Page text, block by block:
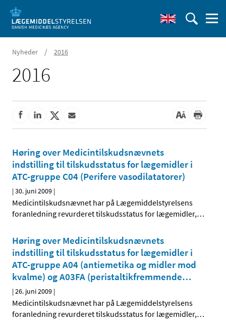
Nyheder / 2016
2016
Høring over Medicintilskudsnævnets
indstilling til tilskudsstatus for lægemidler i
ATC-gruppe C04 (Perifere vasodilatatorer)
|30. juni 2009 |
Medicintilskudsnævnet har på Lægemiddelstyrelsens
foranledning revurderet tilskudsstatus for lægemidler,…
Høring over Medicintilskudsnævnets
indstilling til tilskudsstatus for lægemidler i
ATC-gruppe A04 (antiemetika og midler mod
kvalme) og A03FA (peristaltik­fremmende…
|26. juni 2009 |
Medicintilskudsnævnet har på Lægemiddelstyrelsens
foranledning revurderet tilskudsstatus for lægemidler,…